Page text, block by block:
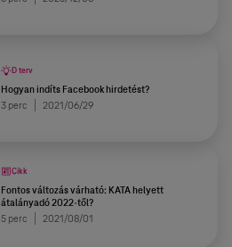
D terv
Hogyan indíts Facebook hirdetést?
3 perc
2021/06/29
Cikk
Fontos változás várható: KATA helyett
átalányadó 2022-től?
5 perc
2021/08/01